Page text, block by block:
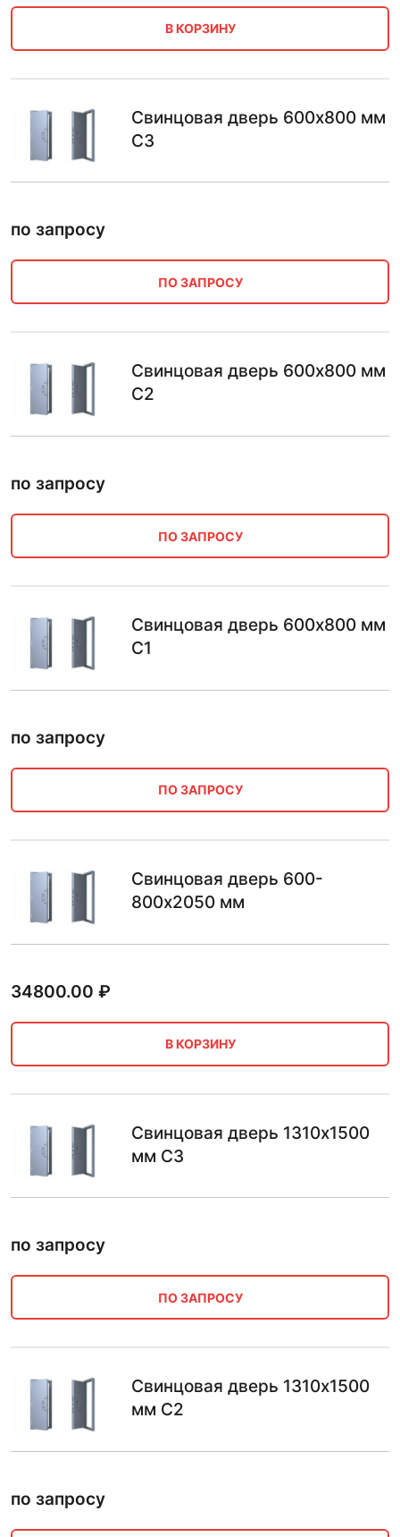
В КОРЗИНУ
Свинцовая дверь 600х800 мм
С3
по запросу
ПО ЗАПРОСУ
Свинцовая дверь 600х800 мм
С2
по запросу
ПО ЗАПРОСУ
Свинцовая дверь 600х800 мм
С1
по запросу
ПО ЗАПРОСУ
Свинцовая дверь 600-
800х2050 мм
34800.00 ₽
В КОРЗИНУ
Свинцовая дверь 1310х1500
мм С3
по запросу
ПО ЗАПРОСУ
Свинцовая дверь 1310х1500
мм С2
по запросу